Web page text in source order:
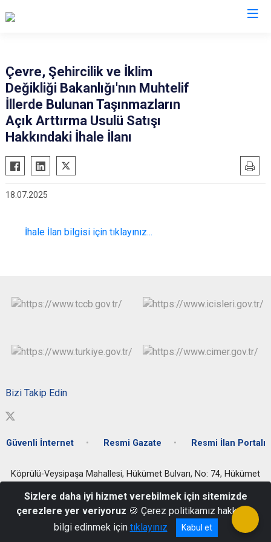
Çevre, Şehircilik ve İklim
Değikliği Bakanlığı'nın Muhtelif
İllerde Bulunan Taşınmazların
Açık Arttırma Usulü Satışı
Hakkındaki İhale İlanı
18.07.2025
İhale İlan bilgisi için tıklayınız...
Bizi Takip Edin
Güvenli İnternet Resmi Gazate Resmi İlan Portalı
Köprülü-Veysipaşa Mahallesi, Hükümet Bulvarı, No: 74, Hükümet
0 256 212 24 16 / 0 256 212 42 59 / 0256 214 55 88 / 0256 213 44
Sizlere daha iyi hizmet verebilmek için sitemizde
çerezlere yer veriyoruz 🍪 Çerez politikamız hakkında
bilgi edinmek için tıklayınız Kabul et